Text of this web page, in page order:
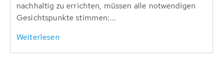
nachhaltig zu errichten, müssen alle notwendigen
Gesichtspunkte stimmen:...
Weiterlesen